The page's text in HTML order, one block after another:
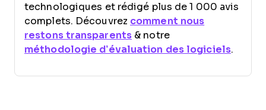
technologiques et rédigé plus de 1 000 avis
complets. Découvrez comment nous
restons transparents & notre
méthodologie d’évaluation des logiciels.